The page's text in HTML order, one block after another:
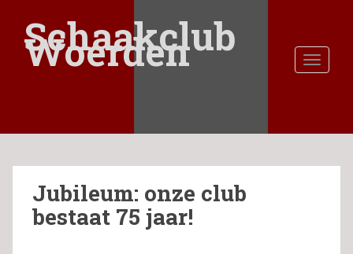
a
Schaakclub
Woerden
Jubileum: onze club
bestaat 75 jaar!